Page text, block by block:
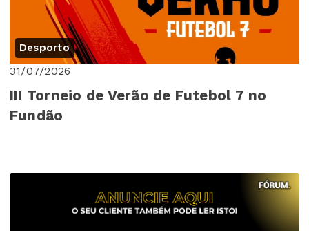
Desporto
31/07/2026
III Torneio de Verão de Futebol 7 no
Fundão